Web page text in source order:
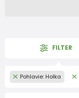
FILTER
Pohlavie: Holka